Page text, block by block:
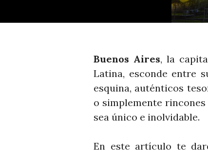
Buenos Aires, la
Latina, esconde entre
esquina, auténticos
o simplemente
sea único e inolvidable.
En este artículo te